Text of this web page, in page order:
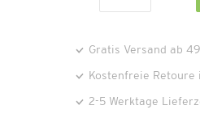
Gratis Versand ab
Kostenfreie Retoure
2-5 Werktage